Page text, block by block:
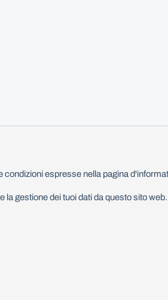
espresse nella pagina
gestione dei tuoi dati da questo sito web.